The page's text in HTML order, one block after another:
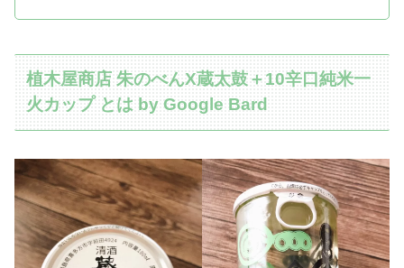
植木屋商店 朱のべんX蔵太鼓＋10辛口純米一
火カップ とは by Google Bard